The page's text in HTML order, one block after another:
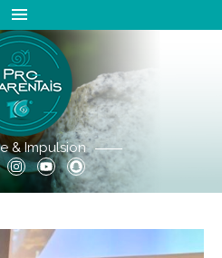
& Impulsion